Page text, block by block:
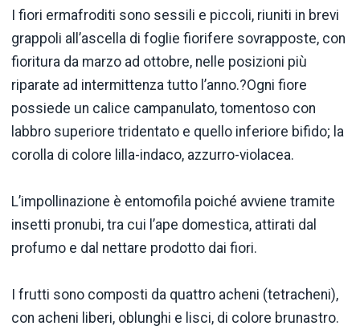
I fiori ermafroditi sono sessili e piccoli, riuniti in brevi
grappoli all’ascella di foglie fiorifere sovrapposte, con
fioritura da marzo ad ottobre, nelle posizioni più
riparate ad intermittenza tutto l’anno.?Ogni fiore
possiede un calice campanulato, tomentoso con
labbro superiore tridentato e quello inferiore bifido; la
corolla di colore lilla-indaco, azzurro-violacea.
L’impollinazione è entomofila poiché avviene tramite
insetti pronubi, tra cui l’ape domestica, attirati dal
profumo e dal nettare prodotto dai fiori.
I frutti sono composti da quattro acheni (tetracheni),
con acheni liberi, oblunghi e lisci, di colore brunastro.